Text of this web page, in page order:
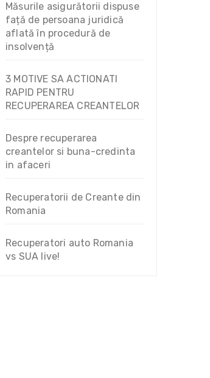
Măsurile asigurătorii dispuse
față de persoana juridică
aflată în procedură de
insolvență
3 MOTIVE SA ACTIONATI
RAPID PENTRU
RECUPERAREA CREANTELOR
Despre recuperarea
creantelor si buna-credinta
in afaceri
Recuperatorii de Creante din
Romania
Recuperatori auto Romania
vs SUA live!